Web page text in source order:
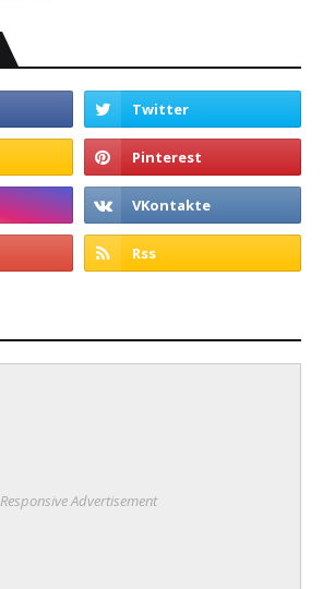
Responsive Advertisement